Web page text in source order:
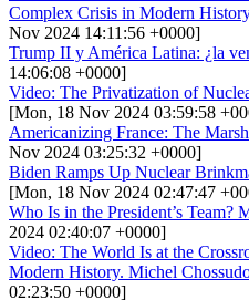
Complex Crisis in Modern
Nov 2024 14:11:56 +0000]
Trump II y América Latina: ¿la
14:06:08 +0000]
Video: The Privatization of
[Mon, 18 Nov 2024 03:59:58
Americanizing France: The
Nov 2024 03:25:32 +0000]
Biden Ramps Up Nuclear
[Mon, 18 Nov 2024 02:47:47
Who Is in the President’s Team?
2024 02:40:07 +0000]
Video: The World Is at the
Modern History. Michel
02:23:50 +0000]